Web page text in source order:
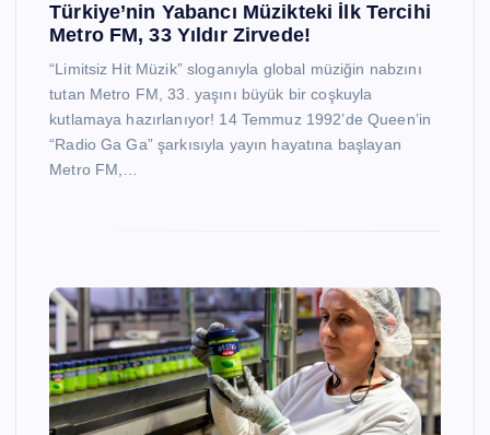
Türkiye’nin Yabancı Müzikteki İlk Tercihi
Metro FM, 33 Yıldır Zirvede!
“Limitsiz Hit Müzik” sloganıyla global müziğin nabzını
tutan Metro FM, 33. yaşını büyük bir coşkuyla
kutlamaya hazırlanıyor! 14 Temmuz 1992’de Queen’in
“Radio Ga Ga” şarkısıyla yayın hayatına başlayan
Metro FM,…